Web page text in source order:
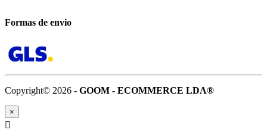
Formas de envio
Copyright© 2026 - GOOM - ECOMMERCE LDA®
×
